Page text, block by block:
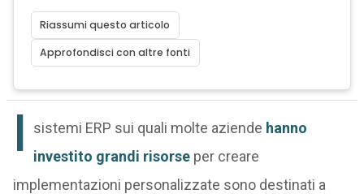
Riassumi questo articolo
Approfondisci con altre fonti
I sistemi ERP sui quali molte aziende hanno
investito grandi risorseper creare
implementazioni personalizzate sono destinati a